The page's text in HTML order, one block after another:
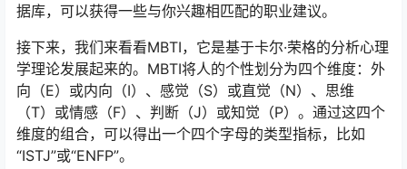
据库，可以获得一些与你兴趣相匹配的职业建议。
接下来，我们来看看MBTI，它是基于卡尔·荣格的分析心理
学理论发展起来的。MBTI将人的个性划分为四个维度：外
向（E）或内向（I）、感觉（S）或直觉（N）、思维
（T）或情感（F）、判断（J）或知觉（P）。通过这四个
维度的组合，可以得出一个四个字母的类型指标，比如
“ISTJ”或“ENFP”。